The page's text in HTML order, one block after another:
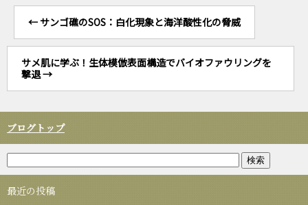
← サンゴ礁のSOS：白化現象と海洋酸性化の脅威
サメ肌に学ぶ！生体模倣表面構造でバイオファウリングを
撃退→
ブログトップ
最近の投稿